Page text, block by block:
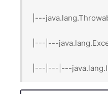
|---
|---|---
|---|---|---